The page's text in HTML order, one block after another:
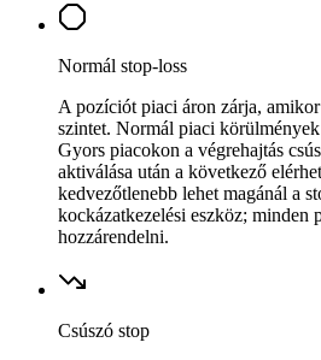
Normál stop-loss
A pozíciót piaci áron zárja,
szintet. Normál piaci
Gyors piacokon a végrehajtás
aktiválása után a következő
kedvezőtlenebb lehet magánál a
kockázatkezelési eszköz; minden
hozzárendelni.
Csúszó stop